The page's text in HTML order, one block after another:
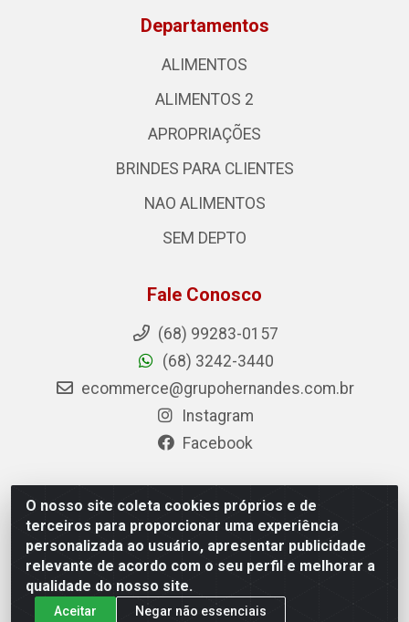
O nosso site coleta cookies próprios e de
terceiros para proporcionar uma experiência
personalizada ao usuário, apresentar publicidade
relevante de acordo com o seu perfil e melhorar a
qualidade do nosso site.
Aceitar Negar não essenciais
Departamentos
ALIMENTOS
ALIMENTOS 2
APROPRIAÇÕES
BRINDES PARA CLIENTES
NAO ALIMENTOS
SEM DEPTO
Fale Conosco
(68) 99283-0157
(68) 3242-3440
ecommerce@grupohernandes.com.br
Instagram
Facebook
Hernandes - Atacado e Distribuições - Rodovia
Transacreana, 2155 - Floresta Sul, Rio Branco/AC - CEP
69.912-290 - CNPJ 12.996.556/0001-69